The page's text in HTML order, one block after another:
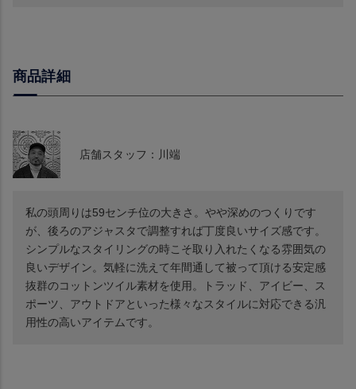
商品詳細
店舗スタッフ：川端
私の頭周りは59センチ位の大きさ。やや深めのつくりです
が、後ろのアジャスタで調整すれば丁度良いサイズ感です。
シンプルなスタイリングの時こそ取り入れたくなる雰囲気の
良いデザイン。気軽に洗えて年間通して被って頂ける安定感
抜群のコットンツイル素材を使用。トラッド、アイビー、ス
ポーツ、アウトドアといった様々なスタイルに対応できる汎
用性の高いアイテムです。